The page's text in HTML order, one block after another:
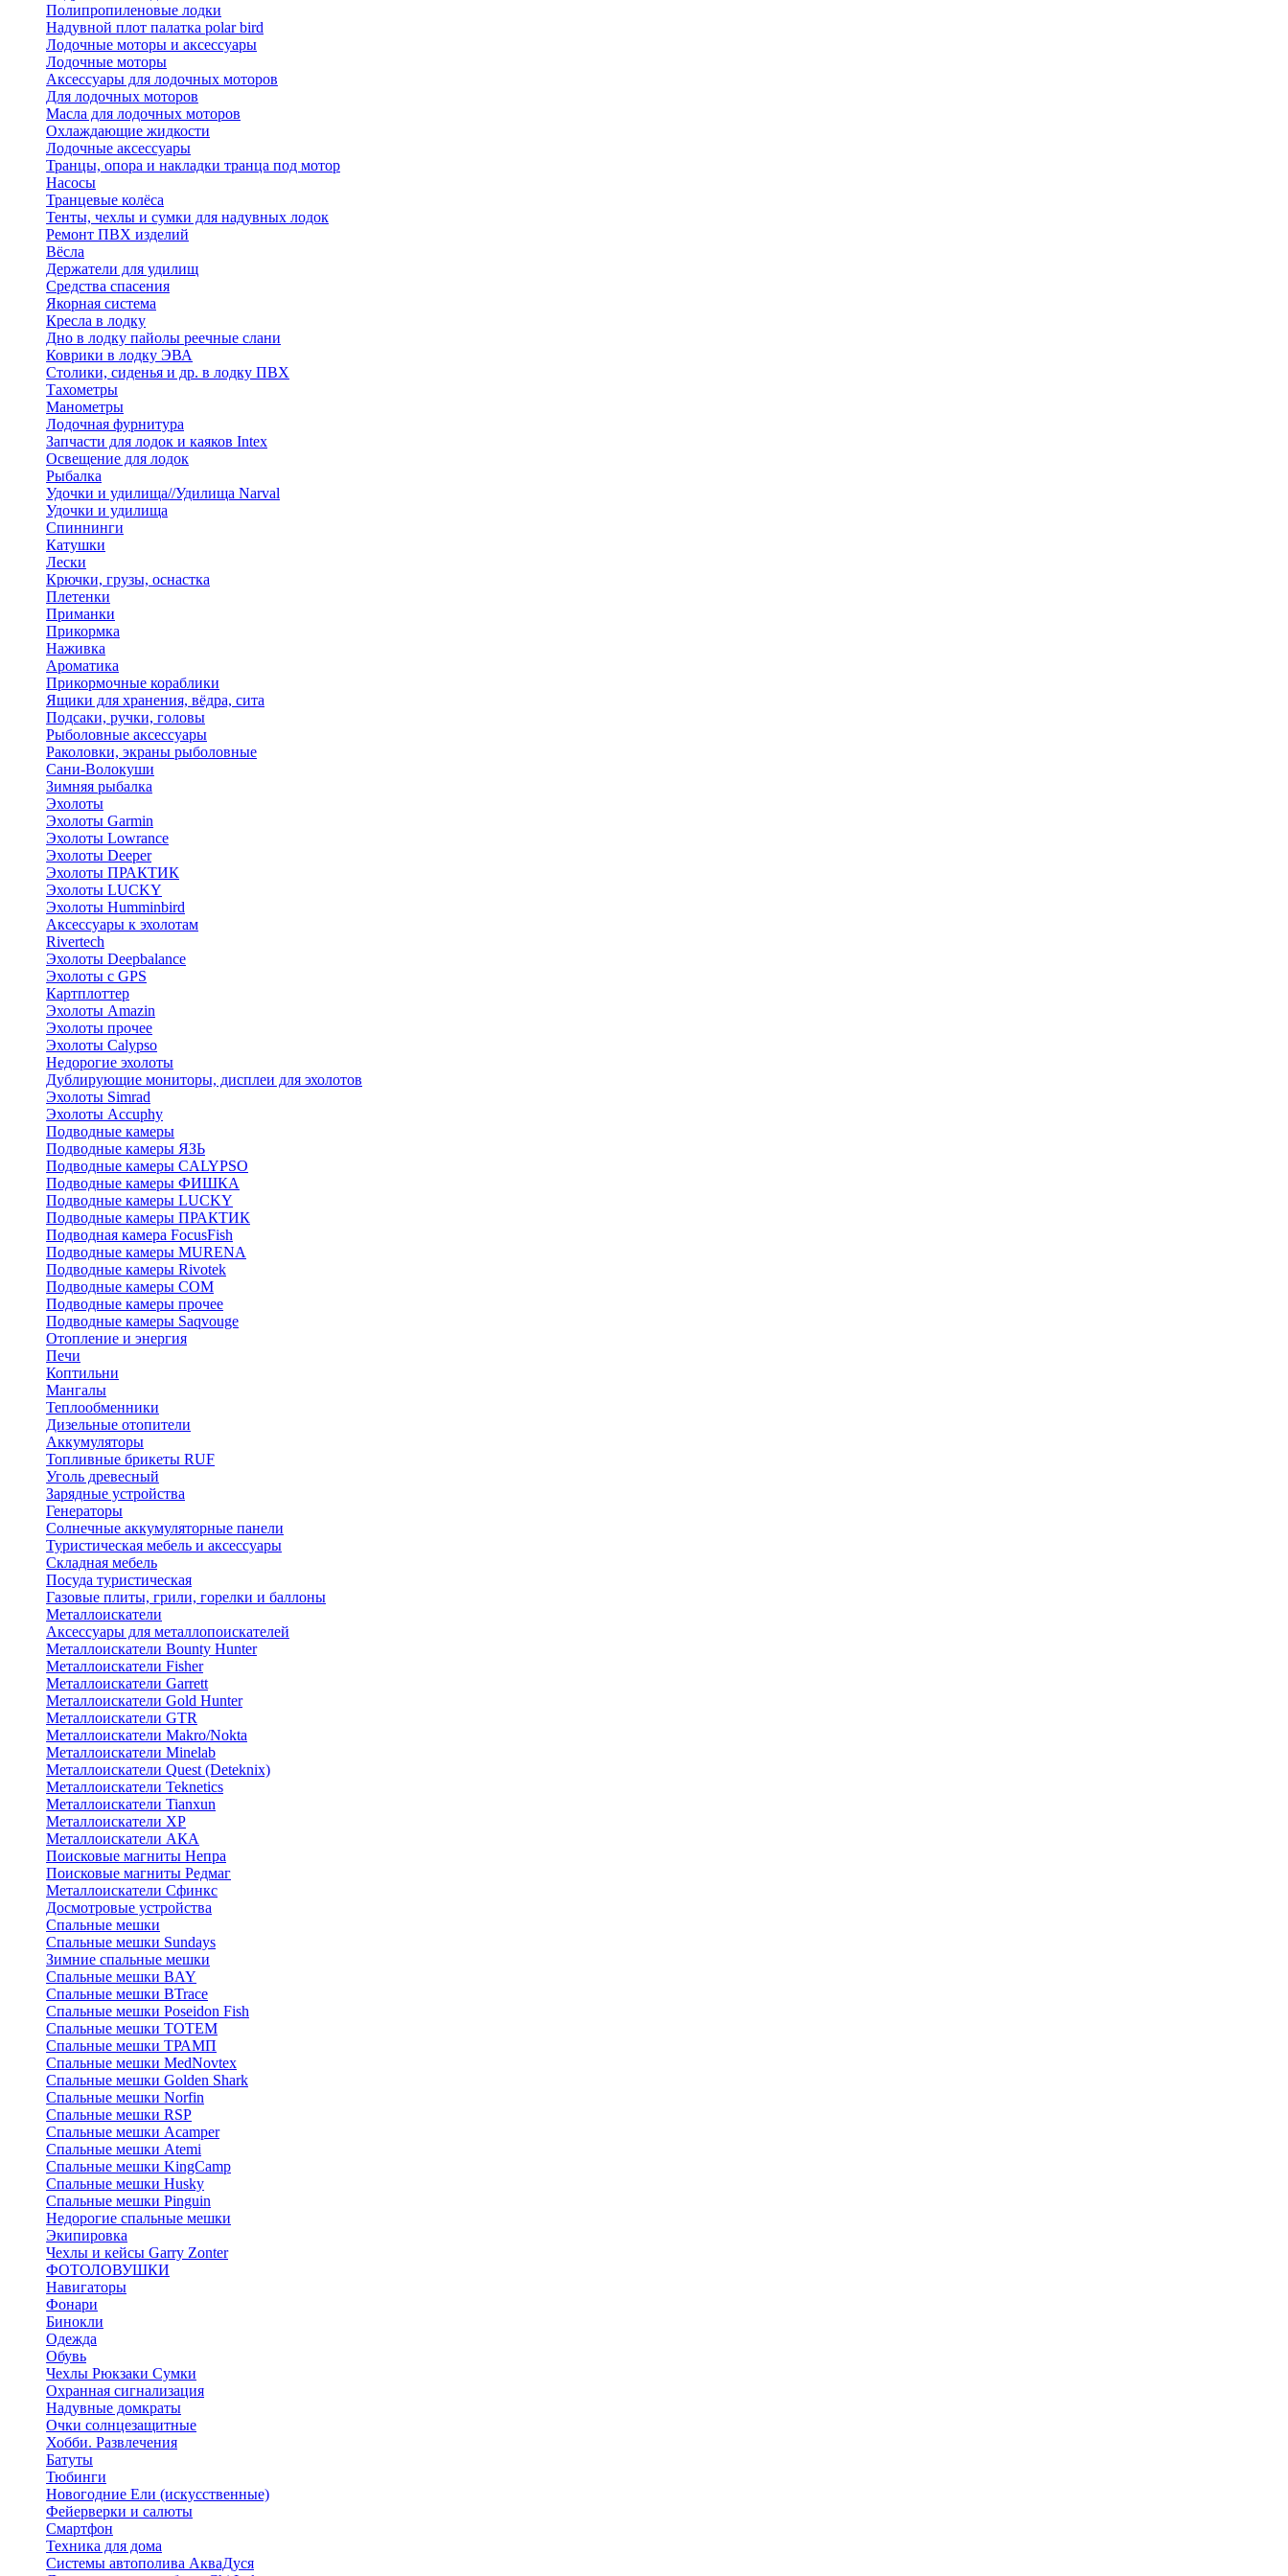
Полипропиленовые лодки
Надувной плот палатка polar bird
Лодочные моторы и аксессуары
Лодочные моторы
Аксессуары для лодочных моторов
Для лодочных моторов
Масла для лодочных моторов
Охлаждающие жидкости
Лодочные аксессуары
Транцы, опора и накладки транца под мотор
Насосы
Транцевые колёса
Тенты, чехлы и сумки для надувных лодок
Ремонт ПВХ изделий
Вёсла
Держатели для удилищ
Средства спасения
Якорная система
Кресла в лодку
Дно в лодку пайолы реечные слани
Коврики в лодку ЭВА
Столики, сиденья и др. в лодку ПВХ
Тахометры
Манометры
Лодочная фурнитура
Запчасти для лодок и каяков Intex
Освещение для лодок
Рыбалка
Удочки и удилища//Удилища Narval
Удочки и удилища
Спиннинги
Катушки
Лески
Крючки, грузы, оснастка
Плетенки
Приманки
Прикормка
Наживка
Ароматика
Прикормочные кораблики
Ящики для хранения, вёдра, сита
Подсаки, ручки, головы
Рыболовные аксессуары
Раколовки, экраны рыболовные
Сани-Волокуши
Зимняя рыбалка
Эхолоты
Эхолоты Garmin
Эхолоты Lowrance
Эхолоты Deeper
Эхолоты ПРАКТИК
Эхолоты LUCKY
Эхолоты Humminbird
Аксессуары к эхолотам
Rivertech
Эхолоты Deepbalance
Эхолоты с GPS
Картплоттер
Эхолоты Amazin
Эхолоты прочее
Эхолоты Calypso
Недорогие эхолоты
Дублирующие мониторы, дисплеи для эхолотов
Эхолоты Simrad
Эхолоты Accuphy
Подводные камеры
Подводные камеры ЯЗЬ
Подводные камеры CALYPSO
Подводные камеры ФИШКА
Подводные камеры LUCKY
Подводные камеры ПРАКТИК
Подводная камера FocusFish
Подводные камеры MURENA
Подводные камеры Rivotek
Подводные камеры СОМ
Подводные камеры прочее
Подводные камеры Saqvouge
Отопление и энергия
Печи
Коптильни
Мангалы
Теплообменники
Дизельные отопители
Аккумуляторы
Топливные брикеты RUF
Уголь древесный
Зарядные устройства
Генераторы
Солнечные аккумуляторные панели
Туристическая мебель и аксессуары
Складная мебель
Посуда туристическая
Газовые плиты, грили, горелки и баллоны
Металлоискатели
Аксессуары для металлопоискателей
Металлоискатели Bounty Hunter
Металлоискатели Fisher
Металлоискатели Garrett
Металлоискатели Gold Hunter
Металлоискатели GTR
Металлоискатели Makro/Nokta
Металлоискатели Minelab
Металлоискатели Quest (Deteknix)
Металлоискатели Teknetics
Металлоискатели Tianxun
Металлоискатели XP
Металлоискатели АКА
Поисковые магниты Непра
Поисковые магниты Редмаг
Металлоискатели Сфинкс
Досмотровые устройства
Спальные мешки
Спальные мешки Sundays
Зимние спальные мешки
Спальные мешки BAY
Спальные мешки BTrace
Спальные мешки Poseidon Fish
Спальные мешки ТОТЕМ
Спальные мешки ТРАМП
Cпальные мешки MedNovtex
Спальные мешки Golden Shark
Спальные мешки Norfin
Спальные мешки RSP
Спальные мешки Acamper
Спальные мешки Atemi
Спальные мешки KingCamp
Спальные мешки Husky
Спальные мешки Pinguin
Недорогие спальные мешки
Экипировка
Чехлы и кейсы Garry Zonter
ФОТОЛОВУШКИ
Навигаторы
Фонари
Бинокли
Одежда
Обувь
Чехлы Рюкзаки Сумки
Охранная сигнализация
Надувные домкраты
Очки солнцезащитные
Хобби. Развлечения
Батуты
Тюбинги
Новогодние Ели (искусственные)
Фейерверки и салюты
Смартфон
Техника для дома
Системы автополива АкваДуся